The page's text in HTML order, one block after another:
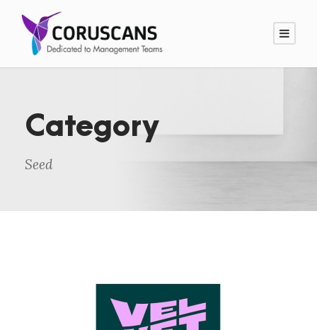
Category
Seed